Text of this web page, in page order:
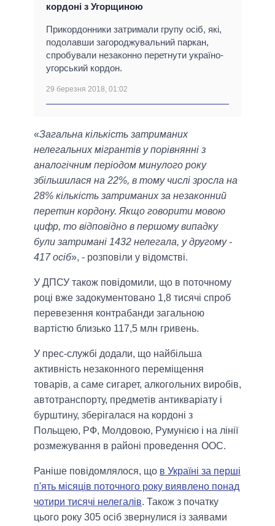
кордоні з Угорщиною
Прикордонники затримали групу осіб, які,
подолавши загороджувальний паркан,
спробували незаконно перетнути україно-
угорський кордон.
29 березня 2018, 01:02
«Загальна кількість затриманих
нелегальних мігрантів у порівнянні з
аналогічним періодом минулого року
збільшилася на 22%, в тому числі зросла на
28% кількість затриманих за незаконний
перетин кордону. Якщо говорити мовою
цифр, то відповідно в першому випадку
були затримані 1432 нелегала, у другому -
417 осіб», - розповіли у відомстві.
У ДПСУ також повідомили, що в поточному
році вже задокументовано 1,8 тисячі спроб
перевезення контрабанди загальною
вартістю близько 117,5 млн гривень.
У прес-службі додали, що найбільша
активність незаконного переміщення
товарів, а саме сигарет, алкогольних виробів,
автотранспорту, предметів антикваріату і
бурштину, зберігалася на кордоні з
Польщею, РФ, Молдовою, Румунією і на лінії
розмежування в районі проведення ООС.
Раніше повідомлялося, що в Україні за перші
п'ять місяців поточного року виявлено понад
чотири тисячі нелегалів. Також з початку
цього року 305 осіб звернулися із заявами